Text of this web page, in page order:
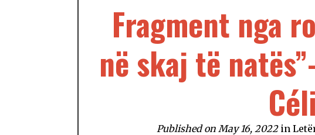
Fragment nga
në skaj të
Published on May 16, 2022 in